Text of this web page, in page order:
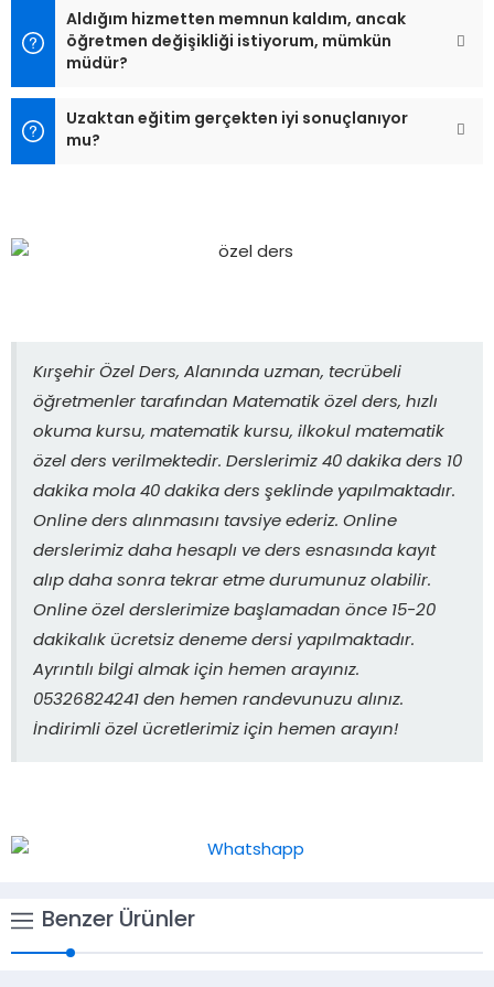
Aldığım hizmetten memnun kaldım, ancak
öğretmen değişikliği istiyorum, mümkün
müdür?
Uzaktan eğitim gerçekten iyi sonuçlanıyor
mu?
Kırşehir Özel Ders, Alanında uzman, tecrübeli
öğretmenler tarafından Matematik özel ders, hızlı
okuma kursu, matematik kursu, ilkokul matematik
özel ders verilmektedir. Derslerimiz 40 dakika ders 10
dakika mola 40 dakika ders şeklinde yapılmaktadır.
Online ders alınmasını tavsiye ederiz. Online
derslerimiz daha hesaplı ve ders esnasında kayıt
alıp daha sonra tekrar etme durumunuz olabilir.
Online özel derslerimize başlamadan önce 15-20
dakikalık ücretsiz deneme dersi yapılmaktadır.
Ayrıntılı bilgi almak için hemen arayınız.
05326824241 den hemen randevunuzu alınız.
İndirimli özel ücretlerimiz için hemen arayın!
Benzer Ürünler